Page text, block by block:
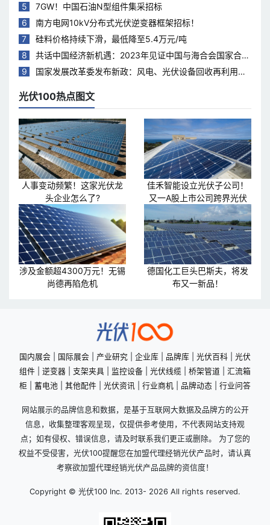
5
7GW！中国石油N型组件集采招标
6
南方电网10kV分布式光伏逆变器框架招标！
7
硅料价格持续下滑，最低降至5.4万元/吨
8
共话中国经济新机遇：2023年见证中国与海合会国家合作
热度持续升温
9
国家发展改革委发布新政：风电、光伏设备回收再利用，
光伏100热点图文
人事变动频繁！这家光伏龙
头企业怎么了?
佳禾智能设立光伏子公司！
又一A股上市公司跨界光伏
涉及金额超4300万元！无锡
尚德再陷危机
德国化工巨头巴斯夫，将发
布又一新品！
国内展会 国际展会 产业研究 企业库 品牌库 光伏百科
光伏
组件
逆变器 支架夹具 监控设备 光伏线缆 桥架管道
汇流箱
柜
蓄电池 其他配件 光伏资讯 行业商机 品牌动态 行业问答
网站展示的品牌信息和数据，是基于互联网大数据及品牌方的公开
信息，收集整理客观呈现，仅提供参考使用，不代表网站支持观
点；如有侵权、错误信息，请及时联系我们更正或删除。 为了您的
权益不受侵害，光伏100提醒您在加盟代理经销光伏产品时，请认真
考察欲加盟代理经销光伏产品品牌的资信度！
Copyright © 光伏100 Inc. 2013- 2026 All rights reserved.